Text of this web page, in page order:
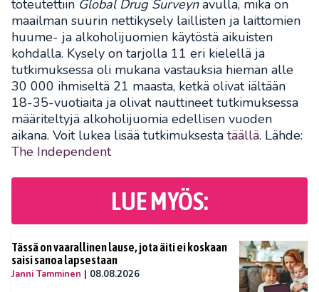
toteutettiin Global Drug Surveynavulla, mikä on
maailman suurin nettikysely laillisten ja laittomien
huume- ja alkoholijuomien käytöstä aikuisten
kohdalla. Kysely on tarjolla 11 eri kielellä ja
tutkimuksessa oli mukana vastauksia hieman alle
30 000 ihmiseltä 21 maasta, ketkä olivat iältään
18-35-vuotiaita ja olivat nauttineet tutkimuksessa
määriteltyjä alkoholijuomia edellisen vuoden
aikana. Voit lukea lisää tutkimuksesta täällä. Lähde:
The Independent
LUE MYÖS:
Tässä on vaarallinen lause, jota äiti ei koskaan
saisi sanoa lapsestaan
Janni Tamminen | 08.08.2026